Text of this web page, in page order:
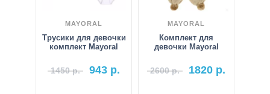
MAYORAL
Трусики для девочки
комплект Mayoral
1450р. 943 р.
MAYORAL
Комплект для
девочки Mayoral
2600р. 1820 р.